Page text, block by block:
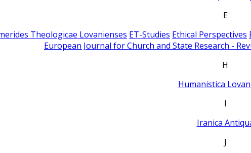
E
Theologicae Lovanienses ET-Studies Ethical Perspectives
European Journal for Church and State Research -
H
Humanistica
I
Iranica
J